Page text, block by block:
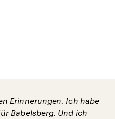
Erinnerungen. Ich habe
Babelsberg. Und ich